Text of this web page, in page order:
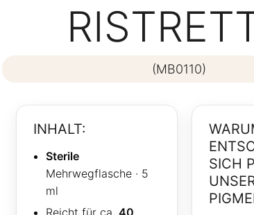
(MB0110)
INHALT:
Sterile
Mehrwegflasche · 5
ml
SICH